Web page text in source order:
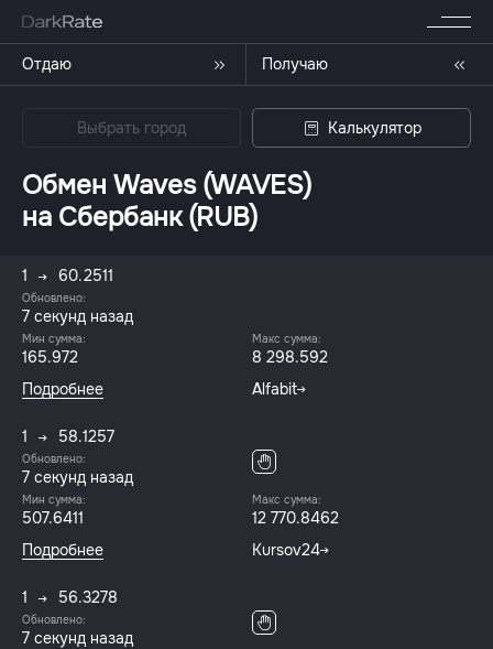
Отдаю Получаю
Выбрать город Калькулятор
Обмен Waves (WAVES)
на Сбербанк (RUB)
1 60.2511
Обновлено:
8 секунд назад
Мин сумма:
165.972
Макс сумма:
8 298.592
Подробнее
Alfabit
1 58.1257
Обновлено:
8 секунд назад
Мин сумма:
507.6411
Макс сумма:
12 770.8462
Подробнее
Kursov24
1 56.3278
Обновлено:
8 секунд назад